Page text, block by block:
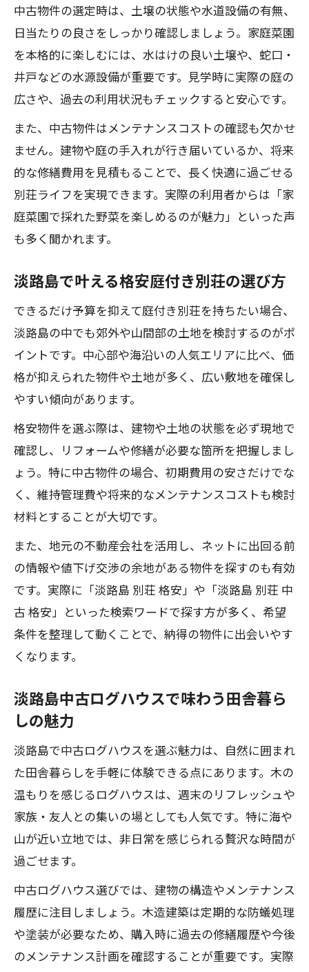
中古物件の選定時は、土壌の状態や水道設備の有無、
日当たりの良さをしっかり確認しましょう。家庭菜園
を本格的に楽しむには、水はけの良い土壌や、蛇口・
井戸などの水源設備が重要です。見学時に実際の庭の
広さや、過去の利用状況もチェックすると安心です。
また、中古物件はメンテナンスコストの確認も欠かせ
ません。建物や庭の手入れが行き届いているか、将来
的な修繕費用を見積もることで、長く快適に過ごせる
別荘ライフを実現できます。実際の利用者からは「家
庭菜園で採れた野菜を楽しめるのが魅力」といった声
も多く聞かれます。
淡路島で叶える格安庭付き別荘の選び方
できるだけ予算を抑えて庭付き別荘を持ちたい場合、
淡路島の中でも郊外や山間部の土地を検討するのがポ
イントです。中心部や海沿いの人気エリアに比べ、価
格が抑えられた物件や土地が多く、広い敷地を確保し
やすい傾向があります。
格安物件を選ぶ際は、建物や土地の状態を必ず現地で
確認し、リフォームや修繕が必要な箇所を把握しまし
ょう。特に中古物件の場合、初期費用の安さだけでな
く、維持管理費や将来的なメンテナンスコストも検討
材料とすることが大切です。
また、地元の不動産会社を活用し、ネットに出回る前
の情報や値下げ交渉の余地がある物件を探すのも有効
です。実際に「淡路島 別荘 格安」や「淡路島 別荘 中
古 格安」といった検索ワードで探す方が多く、希望
条件を整理して動くことで、納得の物件に出会いやす
くなります。
淡路島中古ログハウスで味わう田舎暮ら
しの魅力
淡路島で中古ログハウスを選ぶ魅力は、自然に囲まれ
た田舎暮らしを手軽に体験できる点にあります。木の
温もりを感じるログハウスは、週末のリフレッシュや
家族・友人との集いの場としても人気です。特に海や
山が近い立地では、非日常を感じられる贅沢な時間が
過ごせます。
中古ログハウス選びでは、建物の構造やメンテナンス
履歴に注目しましょう。木造建築は定期的な防蟻処理
や塗装が必要なため、購入時に過去の修繕履歴や今後
のメンテナンス計画を確認することが重要です。実際